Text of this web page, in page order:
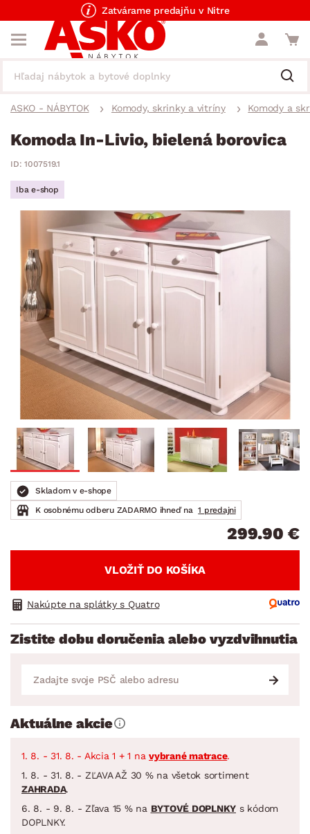
Zatvárame predajňu v Nitre
ASKO - NÁBYTOK Komody, skrinky a vitríny Komody a
Komoda In-Livio, bielená borovica
ID: 1007519.1
Iba e-shop
Skladom v e-shope
K osobnému odberu ZADARMO ihneď na 1 predajni
299.90 €
VLOŽIŤ DO KOŠÍKA
Nakúpte na splátky s Quatro
Zistite dobu doručenia alebo vyzdvihnutia
Aktuálne akcie
1. 8. - 31. 8. - Akcia 1 + 1 na vybrané matrace.
1. 8. - 31. 8. - ZĽAVA AŽ 30 % na všetok sortiment
ZAHRADA.
6. 8. - 9. 8. - Zľava 15 % na BYTOVÉ DOPLNKY s kódom
DOPLNKY.